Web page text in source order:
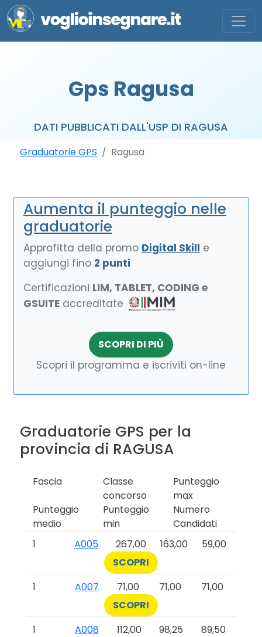
Gps Ragusa
DATI PUBBLICATI DALL'USP DI RAGUSA
Graduatorie GPS Ragusa
Aumenta il punteggio nelle
graduatorie
Approfitta della promo Digital Skill e
aggiungi fino 2 punti
Certificazioni LIM, TABLET, CODING e
GSUITE accreditate
SCOPRI DI PIÙ
Scopri il programma e iscriviti on-line
Graduatorie GPS per la
provincia di RAGUSA
Fascia
Classe
concorso
Punteggio
max
Punteggio
medio
Punteggio
min
Numero
Candidati
1
A005 267,00 163,00
59,00
SCOPRI
1
A007 71,00 71,00
71,00
SCOPRI
1
A008 112,00 98,25
89,50